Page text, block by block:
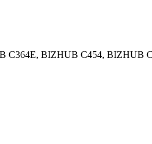
BIZHUB C454, BIZHUB